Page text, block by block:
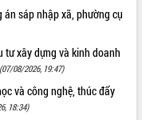
sáp nhập xã, phường cụ
tư xây dựng và kinh doanh
(07/08/2026, 19:47)
và công nghệ, thúc đẩy
18:34)